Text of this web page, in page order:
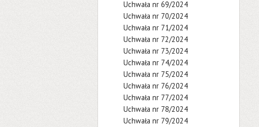
Uchwała nr 69/2024
Uchwała nr 70/2024
Uchwała nr 71/2024
Uchwała nr 72/2024
Uchwała nr 73/2024
Uchwała nr 74/2024
Uchwała nr 75/2024
Uchwała nr 76/2024
Uchwała nr 77/2024
Uchwała nr 78/2024
Uchwała nr 79/2024